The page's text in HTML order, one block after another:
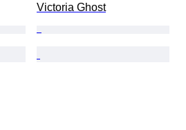
Victoria Ghost